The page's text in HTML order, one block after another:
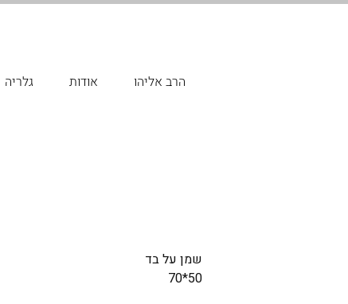
הרב אליהו אודות גלריה
שמן על בד
70*50